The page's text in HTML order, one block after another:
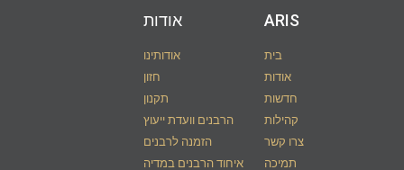
ARIS​
בית
אודות
חדשות
קהילות
צרו קשר
תמיכה
אודות
אודותינו
חזון
תקנון
הרבנים וועדת ייעוץ
הזמנה לרבנים
איחוד הרבנים במדיה